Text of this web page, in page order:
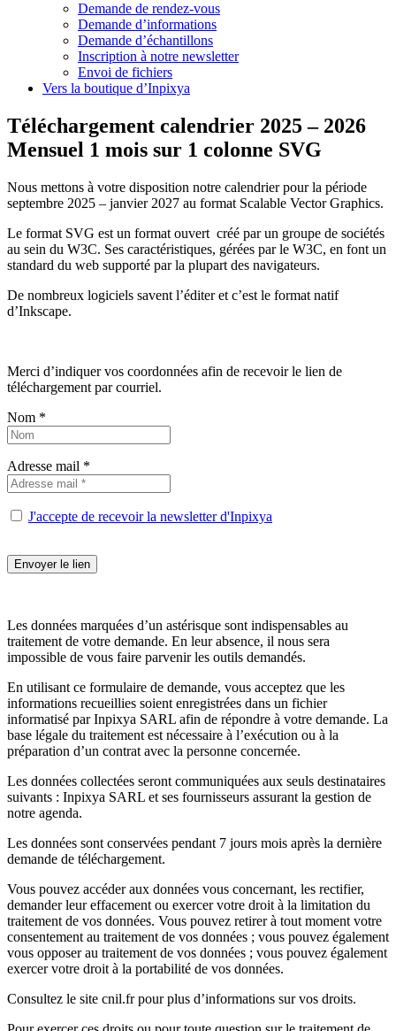
Demande de rendez-vous
Demande d’informations
Demande d’échantillons
Inscription à notre newsletter
Envoi de fichiers
Vers la boutique d’Inpixya
Téléchargement calendrier 2025 – 2026
Mensuel 1 mois sur 1 colonne SVG
Nous mettons à votre disposition notre calendrier pour la période
septembre 2025 – janvier 2027 au format Scalable Vector Graphics.
Le format SVG est un format ouvert créé par un groupe de sociétés
au sein du W3C. Ses caractéristiques, gérées par le W3C, en font un
standard du web supporté par la plupart des navigateurs.
De nombreux logiciels savent l’éditer et c’est le format natif
d’Inkscape.
Merci d’indiquer vos coordonnées afin de recevoir le lien de
téléchargement par courriel.
Nom *
Adresse mail *
J'accepte de recevoir la newsletter d'Inpixya
Les données marquées d’un astérisque sont indispensables au
traitement de votre demande. En leur absence, il nous sera
impossible de vous faire parvenir les outils demandés.
En utilisant ce formulaire de demande, vous acceptez que les
informations recueillies soient enregistrées dans un fichier
informatisé par Inpixya SARL afin de répondre à votre demande. La
base légale du traitement est nécessaire à l’exécution ou à la
préparation d’un contrat avec la personne concernée.
Les données collectées seront communiquées aux seuls destinataires
suivants : Inpixya SARL et ses fournisseurs assurant la gestion de
notre agenda.
Les données sont conservées pendant 7 jours mois après la dernière
demande de téléchargement.
Vous pouvez accéder aux données vous concernant, les rectifier,
demander leur effacement ou exercer votre droit à la limitation du
traitement de vos données. Vous pouvez retirer à tout moment votre
consentement au traitement de vos données ; vous pouvez également
vous opposer au traitement de vos données ; vous pouvez également
exercer votre droit à la portabilité de vos données.
Consultez le site cnil.fr pour plus d’informations sur vos droits.